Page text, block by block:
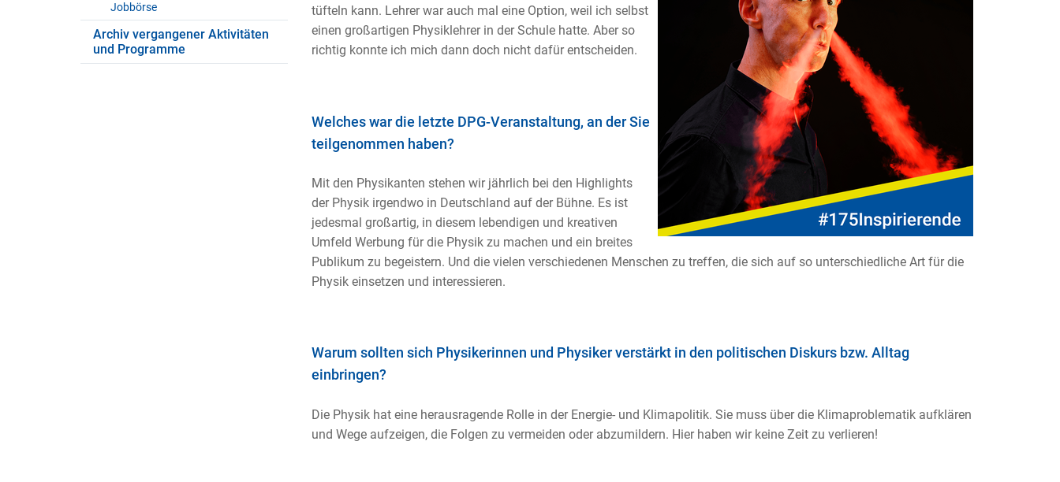
Jobbörse
Archiv vergangener Aktivitäten
und Programme
tüfteln kann. Lehrer war auch mal eine Option, weil ich selbst
einen großartigen Physiklehrer in der Schule hatte. Aber so
richtig konnte ich mich dann doch nicht dafür entscheiden.
Welches war die letzte DPG-Veranstaltung, an der Sie
teilgenommen haben?
Mit den Physikanten stehen wir jährlich bei den Highlights
der Physik irgendwo in Deutschland auf der Bühne. Es ist
jedesmal großartig, in diesem lebendigen und kreativen
Umfeld Werbung für die Physik zu machen und ein breites
Publikum zu begeistern. Und die vielen verschiedenen Menschen zu treffen, die sich auf so unterschiedliche Art für die
Physik einsetzen und interessieren.
Warum sollten sich Physikerinnen und Physiker verstärkt in den politischen Diskurs bzw. Alltag
einbringen?
Die Physik hat eine herausragende Rolle in der Energie- und Klimapolitik. Sie muss über die Klimaproblematik aufklären
und Wege aufzeigen, die Folgen zu vermeiden oder abzumildern. Hier haben wir keine Zeit zu verlieren!